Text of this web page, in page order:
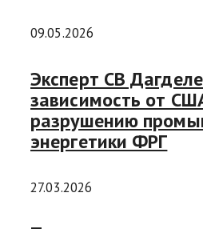
09.05.2026
Эксперт СВ
зависимость от
разрушению
энергетики ФРГ
27.03.2026